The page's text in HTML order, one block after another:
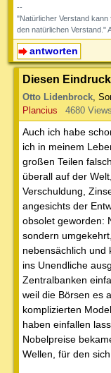
--
"Natürlicher Verstand
den natürlichen Verstand."
antworten
Diesen
Otto Lidenbrock
Plancius
4680 Views
Auch ich habe
ich in meinem
großen Teilen
überall auf der
Verschuldung,
angesichts der
obsolet geworden:
sondern
nebensächlich und
ins Unendliche
Zentralbanken
weil die Börsen es
komplizierten
haben einfallen
Nobelpreise
Wellen, für den